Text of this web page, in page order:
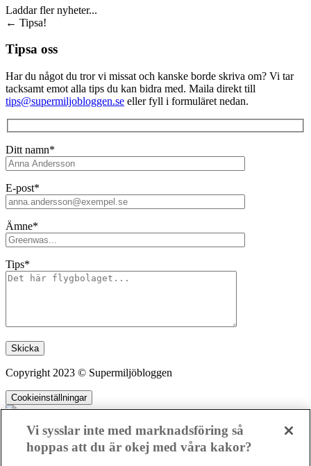
Laddar fler nyheter...
← Tipsa!
Tipsa oss
Har du något du tror vi missat och kanske borde skriva om? Vi tar
tacksamt emot alla tips du kan bidra med. Maila direkt till
tips@supermiljobloggen.se eller fyll i formuläret nedan.
Ditt namn*
E-post*
Ämne*
Tips*
Lämna detta fält tomt.
Copyright 2023 © Supermiljöbloggen
Cookieinställningar
Vi sysslar inte med marknadsföring så
hoppas att du är okej med våra kakor?